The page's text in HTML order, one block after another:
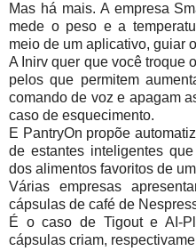
Mas há mais. A empresa
mede o peso e a
meio de um aplicativo, guiar
A Inirv quer que você troque
pelos que permitem
comando de voz e apagam
caso de esquecimento.
E PantryOn propõe
de estantes inteligentes
dos alimentos favoritos de
Várias empresas
cápsulas de café de
É o caso de Tigout e AI-
cápsulas criam,